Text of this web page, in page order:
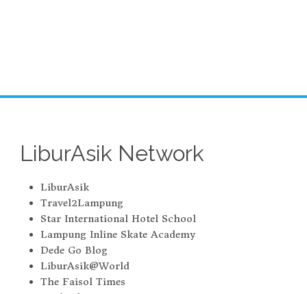
LiburAsik Network
LiburAsik
Travel2Lampung
Star International Hotel School
Lampung Inline Skate Academy
Dede Go Blog
LiburAsik@World
The Faisol Times